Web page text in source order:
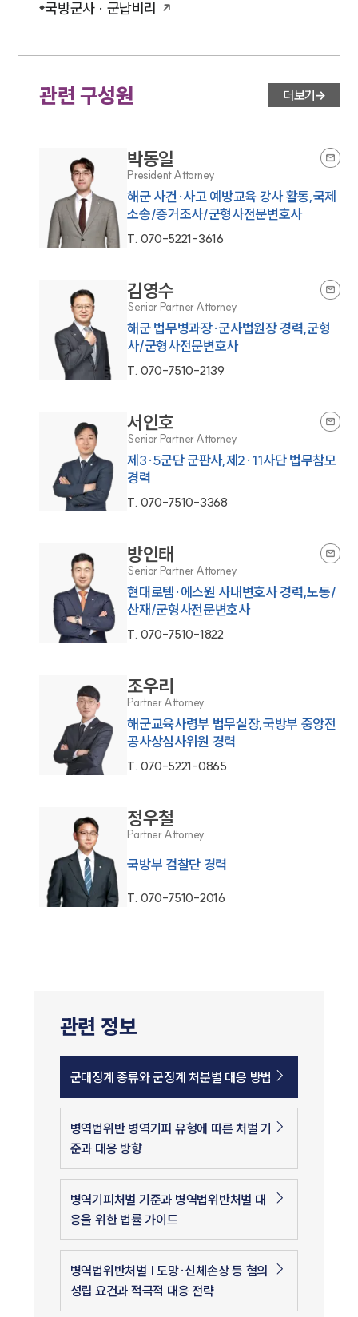
국방군사 · 군납비리
관련 구성원 더보기
박동일
President Attorney
해군 사건·사고 예방교육 강사 활동,국제
소송/증거조사/군형사전문변호사
T. 070-5221-3616
김영수
Senior Partner Attorney
해군 법무병과장·군사법원장 경력,군형
사/군형사전문변호사
T. 070-7510-2139
서인호
Senior Partner Attorney
제3·5군단 군판사,제2·11사단 법무참모
경력
T. 070-7510-3368
방인태
Senior Partner Attorney
현대로템·에스원 사내변호사 경력,노동/
산재/군형사전문변호사
T. 070-7510-1822
조우리
Partner Attorney
해군교육사령부 법무실장,국방부 중앙전
공사상심사위원 경력
T. 070-5221-0865
정우철
Partner Attorney
국방부 검찰단 경력
T. 070-7510-2016
관련 정보
군대징계 종류와 군징계 처분별 대응 방법
병역법위반 병역기피 유형에 따른 처벌 기
준과 대응 방향
병역기피처벌 기준과 병역법위반처벌 대
응을 위한 법률 가이드
병역법위반처벌 | 도망·신체손상 등 혐의
성립 요건과 적극적 대응 전략